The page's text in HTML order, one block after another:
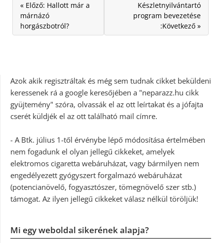
« Előző: Hallott már a
márnázó
horgászbotról?
Készletnyilvántartó
program bevezetése
:Következő »
Azok akik regisztráltak és még sem tudnak cikket beküldeni
keressenek rá a google keresőjében a "neparazz.hu cikk
gyüjtemény" szóra, olvassák el az ott leírtakat és a jófajta
cserét küldjék el az ott található mail címre.
- A Btk. július 1-től érvénybe lépő módosítása értelmében
nem fogadunk el olyan jellegű cikkeket, amelyek
elektromos cigaretta webáruházat, vagy bármilyen nem
engedélyezett gyógyszert forgalmazó webáruházat
(potencianövelő, fogyasztószer, tömegnövelő szer stb.)
támogat. Az ilyen jellegű cikkeket válasz nélkül töröljük!
Mi egy weboldal sikerének alapja?